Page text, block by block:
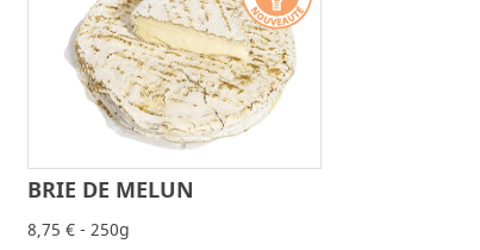
-
BRIE DE MELUN
8,75 € - 250g